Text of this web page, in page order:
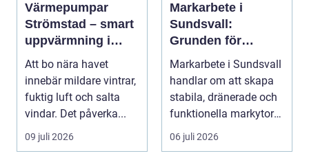
Värmepumpar
Strömstad – smart
uppvärmning i
kustklimat
Att bo nära havet
innebär mildare vintrar,
fuktig luft och salta
vindar. Det påverka...
09 juli 2026
Markarbete i
Sundsvall:
Grunden för
hållbara hus, vägar
och tomter
Markarbete i Sundsvall
handlar om att skapa
stabila, dränerade och
funktionella markytor
som kl...
06 juli 2026